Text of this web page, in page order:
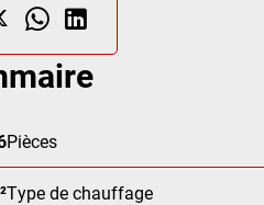
Pièces
Type de chauffage